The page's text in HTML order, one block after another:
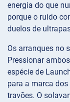
energia do que
porque o ruído
duelos de
Os arranques no
Pressionar
espécie de
para a marca
travões. O